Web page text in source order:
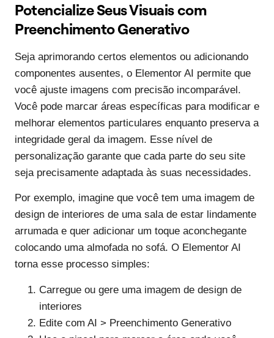
Potencialize Seus Visuais com
Preenchimento Generativo
Seja aprimorando certos elementos ou adicionando
componentes ausentes, o Elementor AI permite que
você ajuste imagens com precisão incomparável.
Você pode marcar áreas específicas para modificar e
melhorar elementos particulares enquanto preserva a
integridade geral da imagem. Esse nível de
personalização garante que cada parte do seu site
seja precisamente adaptada às suas necessidades.
Por exemplo, imagine que você tem uma imagem de
design de interiores de uma sala de estar lindamente
arrumada e quer adicionar um toque aconchegante
colocando uma almofada no sofá. O Elementor AI
torna esse processo simples:
Carregue ou gere uma imagem de design de
interiores
Edite com AI > Preenchimento Generativo